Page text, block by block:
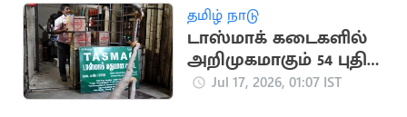
தமிழ் நாடு
டாஸ்மாக் கடைகளில்
அறிமுகமாகும் 54 புதிய
பிராண்ட் மது வகைகள்
Jul 17, 2026, 01:07 IST